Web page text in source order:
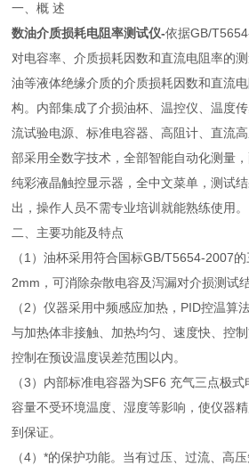
一、概 述
数油介质损耗电阻率测试仪-依据GB/
对电容率、介质损耗因数和直流电阻率的
油等液体绝缘介质的介质损耗因数和直流
构。内部集成了介损油杯、温控仪、温度
流试验电源、标准电容器、高阻计、直流
部采用全数字技术，全部智能自动化测量
纯彩液晶触控显示器，全中文菜单，测试
出，操作人员不需专业培训就能熟练使用。
二、主要功能及特点
（1）油杯采用符合国标GB/T5654-2007
2mm，可消除杂散电容及泻漏对介损测试
（2）仪器采用中频感应加热，PID控温算
与加热体非接触、加热均匀、速度快、控
控制在预设温度误差范围以内。
（3）内部标准电容器为SF6 充气三点极
容量不受环境温度、湿度等影响，使仪器
到保证。
（4）*的保护功能。当有过压、过流、高